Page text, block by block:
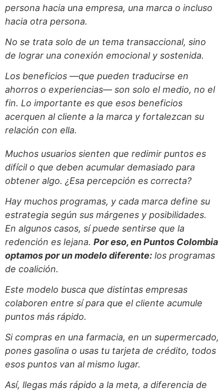
persona hacia una empresa, una marca o incluso
hacia otra persona.
No se trata solo de un tema transaccional, sino
de lograr una conexión emocional y sostenida.
Los beneficios —que pueden traducirse en
ahorros o experiencias— son solo el medio, no el
fin. Lo importante es que esos beneficios
acerquen al cliente a la marca y fortalezcan su
relación con ella.
Muchos usuarios sienten que redimir puntos es
difícil o que deben acumular demasiado para
obtener algo. ¿Esa percepción es correcta?
Hay muchos programas, y cada marca define su
estrategia según sus márgenes y posibilidades.
En algunos casos, sí puede sentirse que la
redención es lejana. Por eso, en Puntos Colombia
optamos por un modelo diferente: los programas
de coalición.
Este modelo busca que distintas empresas
colaboren entre sí para que el cliente acumule
puntos más rápido.
Si compras en una farmacia, en un supermercado,
pones gasolina o usas tu tarjeta de crédito, todos
esos puntos van al mismo lugar.
Así, llegas más rápido a la meta, a diferencia de